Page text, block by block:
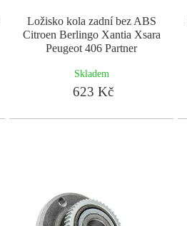
Ložisko kola zadní bez ABS
Citroen Berlingo Xantia Xsara
Peugeot 406 Partner
Skladem
623 Kč